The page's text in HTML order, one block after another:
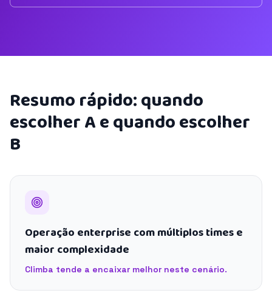
Resumo rápido: quando
escolher A e quando escolher
B
Operação enterprise com múltiplos times e
maior complexidade
Climba tende a encaixar melhor neste cenário.